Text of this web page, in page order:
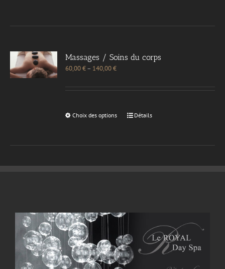
Massages / Soins du corps
60,00€– 140,00€
Choix des options Détails